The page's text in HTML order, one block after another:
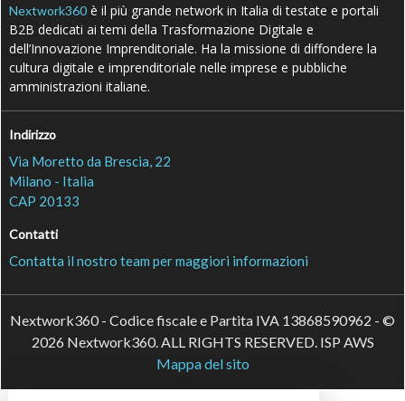
Nextwork360 è il più grande network in Italia di testate e portali
B2B dedicati ai temi della Trasformazione Digitale e
dell’Innovazione Imprenditoriale. Ha la missione di diffondere la
cultura digitale e imprenditoriale nelle imprese e pubbliche
amministrazioni italiane.
Indirizzo
Via Moretto da Brescia, 22
Milano - Italia
CAP 20133
Contatti
Contatta il nostro team per maggiori informazioni
Nextwork360 - Codice fiscale e Partita IVA 13868590962 - ©
2026 Nextwork360. ALL RIGHTS RESERVED. ISP AWS
Mappa del sito